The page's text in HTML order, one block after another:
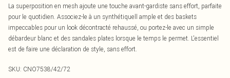
La superposition en mesh ajoute une touche avant-gardiste sans effort, parfaite
pour le quotidien. Associez-le à un synthétiquell ample et des baskets
impeccables pour un look décontracté rehaussé, ou portez-le avec un simple
débardeur blanc et des sandales plates lorsque le temps le permet. L'essentiel
est de faire une déclaration de style, sans effort.
SKU: CNO7538/42/72